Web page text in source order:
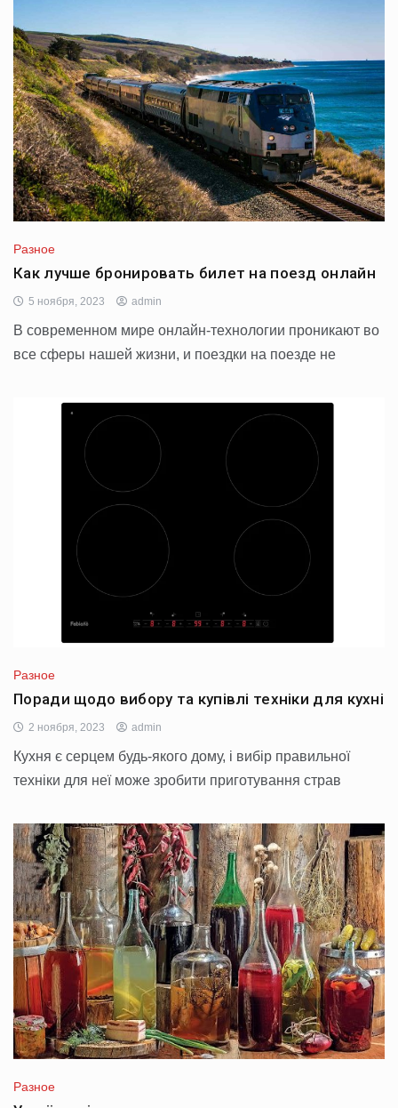
Разное
Как лучше бронировать билет на поезд онлайн
5 ноября, 2023 admin
В современном мире онлайн-технологии проникают во
все сферы нашей жизни, и поездки на поезде не
Разное
Поради щодо вибору та купівлі техніки для кухні
2 ноября, 2023 admin
Кухня є серцем будь-якого дому, і вибір правильної
техніки для неї може зробити приготування страв
Разное